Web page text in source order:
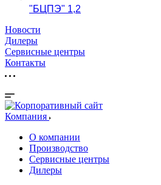
"БЦПЭ" 1,2
Новости
Дилеры
Сервисные центры
Контакты
Компания
О компании
Производство
Сервисные центры
Дилеры